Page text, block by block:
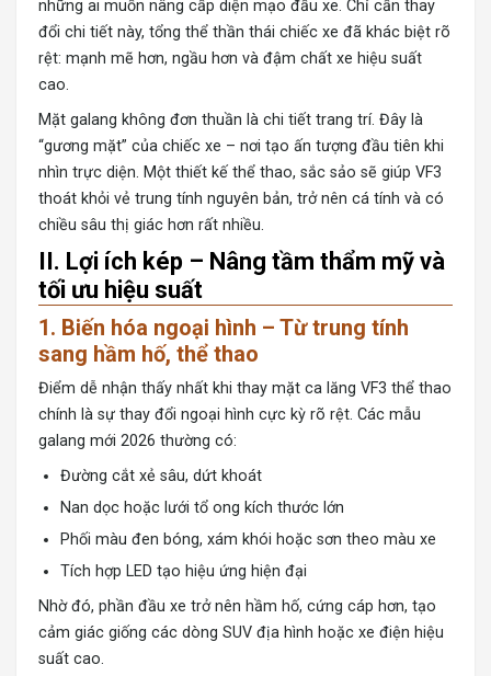
những ai muốn nâng cấp diện mạo đầu xe. Chỉ cần thay
đổi chi tiết này, tổng thể thần thái chiếc xe đã khác biệt rõ
rệt: mạnh mẽ hơn, ngầu hơn và đậm chất xe hiệu suất
cao.
Mặt galang không đơn thuần là chi tiết trang trí. Đây là
“gương mặt” của chiếc xe – nơi tạo ấn tượng đầu tiên khi
nhìn trực diện. Một thiết kế thể thao, sắc sảo sẽ giúp VF3
thoát khỏi vẻ trung tính nguyên bản, trở nên cá tính và có
chiều sâu thị giác hơn rất nhiều.
II. Lợi ích kép – Nâng tầm thẩm mỹ và
tối ưu hiệu suất
1. Biến hóa ngoại hình – Từ trung tính
sang hầm hố, thể thao
Điểm dễ nhận thấy nhất khi thay mặt ca lăng VF3 thể thao
chính là sự thay đổi ngoại hình cực kỳ rõ rệt. Các mẫu
galang mới 2026 thường có:
Đường cắt xẻ sâu, dứt khoát
Nan dọc hoặc lưới tổ ong kích thước lớn
Phối màu đen bóng, xám khói hoặc sơn theo màu xe
Tích hợp LED tạo hiệu ứng hiện đại
Nhờ đó, phần đầu xe trở nên hầm hố, cứng cáp hơn, tạo
cảm giác giống các dòng SUV địa hình hoặc xe điện hiệu
suất cao.